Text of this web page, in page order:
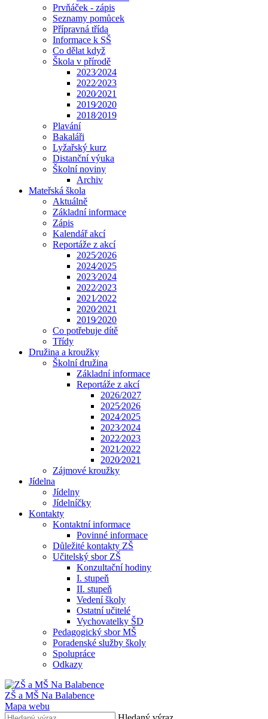
Prvňáček - zápis
Seznamy pomůcek
Přípravná třída
Informace k SŠ
Co dělat když
Škola v přírodě
2023⁄2024
2022⁄2023
2020⁄2021
2019⁄2020
2018⁄2019
Plavání
Bakaláři
Lyžařský kurz
Distanční výuka
Školní noviny
Archiv
Mateřská škola
Aktuálně
Základní informace
Zápis
Kalendář akcí
Reportáže z akcí
2025⁄2026
2024⁄2025
2023⁄2024
2022⁄2023
2021⁄2022
2020⁄2021
2019⁄2020
Co potřebuje dítě
Třídy
Družina a kroužky
Školní družina
Základní informace
Reportáže z akcí
2026/2027
2025⁄2026
2024⁄2025
2023⁄2024
2022⁄2023
2021⁄2022
2020⁄2021
Zájmové kroužky
Jídelna
Jídelny
Jídelníčky
Kontakty
Kontaktní informace
Povinné informace
Důležité kontakty ZŠ
Učitelský sbor ZŠ
Konzultační hodiny
I. stupeň
II. stupeň
Vedení školy
Ostatní učitelé
Vychovatelky ŠD
Pedagogický sbor MŠ
Poradenské služby školy
Spolupráce
Odkazy
ZŠ a MŠ Na Balabence
Mapa webu